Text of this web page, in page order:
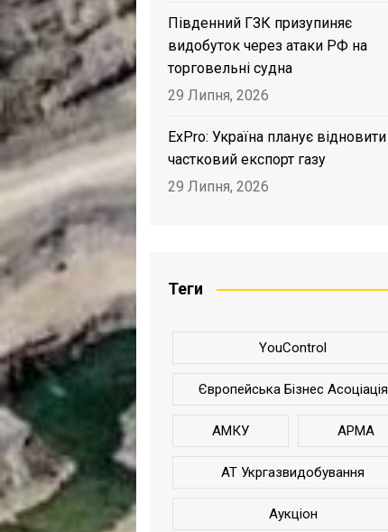
Південний ГЗК призупиняє
видобуток через атаки РФ на
торговельні судна
29 Липня, 2026
ExPro: Україна планує відновити
частковий експорт газу
29 Липня, 2026
Теги
YouControl
Європейська Бізнес Асоціація
АМКУ АРМА
АТ Укргазвидобування
Аукціон